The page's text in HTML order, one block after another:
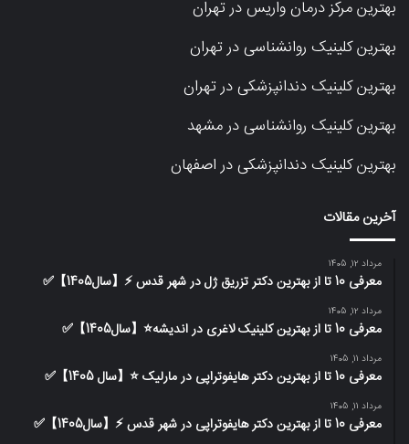
بهترین مرکز درمان واریس در تهران
بهترین کلینیک روانشناسی در تهران
بهترین کلینیک دندانپزشکی در تهران
بهترین کلینیک روانشناسی در مشهد
بهترین کلینیک دندانپزشکی در اصفهان
آخرین مقالات
مرداد 12, 1405
معرفی 10 تا از بهترین دکتر تزریق ژل در شهر قدس ⚡️【سال1405】✅
مرداد 12, 1405
معرفی 10 تا از بهترین کلینیک لاغری در اندیشه⭐【سال1405】✅
مرداد 11, 1405
معرفی 10 تا از بهترین دکتر هایفوتراپی در مارلیک ⭐【سال 1405】✅
مرداد 11, 1405
معرفی 10 تا از بهترین دکتر هایفوتراپی در شهر قدس ⚡️【سال1405】✅